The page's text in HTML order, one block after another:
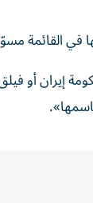
في القائمة
إيران أو